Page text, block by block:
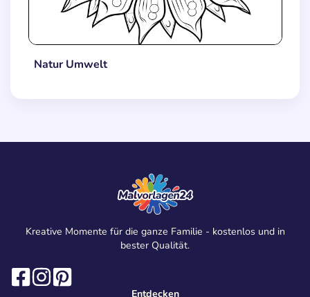
Natur Umwelt
Kreative Momente für die ganze Familie - kostenlos und in
bester Qualität.
Entdecken